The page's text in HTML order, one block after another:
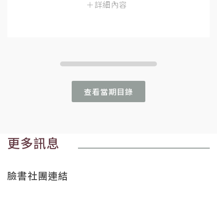
＋詳細內容
查看當期目錄
更多訊息
臉書社團連結